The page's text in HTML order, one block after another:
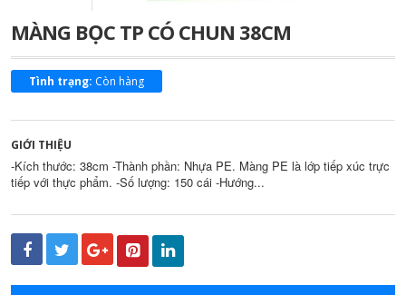
Di chuột vào ảnh để xem chi tiết
MÀNG BỌC TP CÓ CHUN 38CM
Tình trạng: Còn hàng
GIỚI THIỆU
-Kích thước: 38cm -Thành phần: Nhựa PE. Màng PE là lớp tiếp xúc trực
tiếp với thực phẩm. -Số lượng: 150 cái -Hướng...